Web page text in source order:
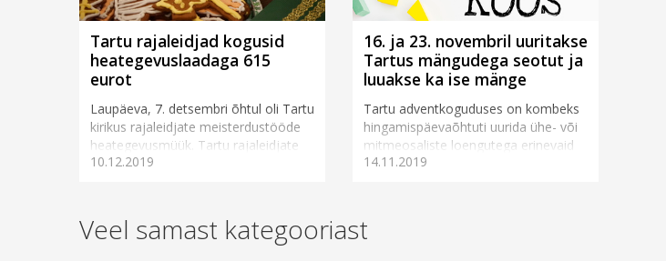
Tartu rajaleidjad kogusid
heategevuslaadaga 615
eurot
Laupäeva, 7. detsembri õhtul oli Tartu
kirikus rajaleidjate meisterdustööde
heategevusmüük. Tartu rajaleidjate
töö juht ja laada korraldaja Ellen Suits
10.12.2019
16. ja 23. novembril uuritakse
Tartus mängudega seotut ja
luuakse ka ise mänge
Tartu adventkoguduses on kombeks
hingamispäevaõhtuti uurida ühe- või
mitmeosaliste loengutega erinevaid
ajaloo, usuelu või igapäevase eluga
14.11.2019
Veel samast kategooriast